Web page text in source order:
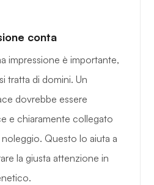
conta
impressione è importante,
tratta di domini. Un
dovrebbe essere
e chiaramente collegato
noleggio. Questo lo aiuta a
la giusta attenzione in